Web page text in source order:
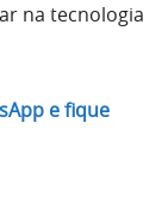
na tecnologia
e fique